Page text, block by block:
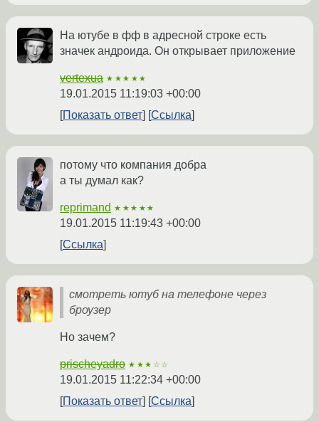
На ютубе в фф в адресной строке есть
значек андроида. Он открывает приложение
vertexua ★★★★★
19.01.2015 11:19:03 +00:00
Показать ответ
Ссылка
потому что компания добра
а ты думал как?
reprimand ★★★★★
19.01.2015 11:19:43 +00:00
Ссылка
смотреть ютуб на телефоне через
броузер
Но зачем?
prischeyadro ★★★☆☆
19.01.2015 11:22:34 +00:00
Показать ответ
Ссылка